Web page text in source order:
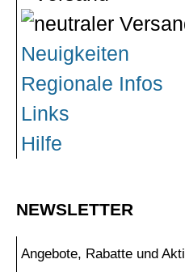
Neuigkeiten
Regionale Infos
Links
Hilfe
NEWSLETTER
Angebote, Rabatte und